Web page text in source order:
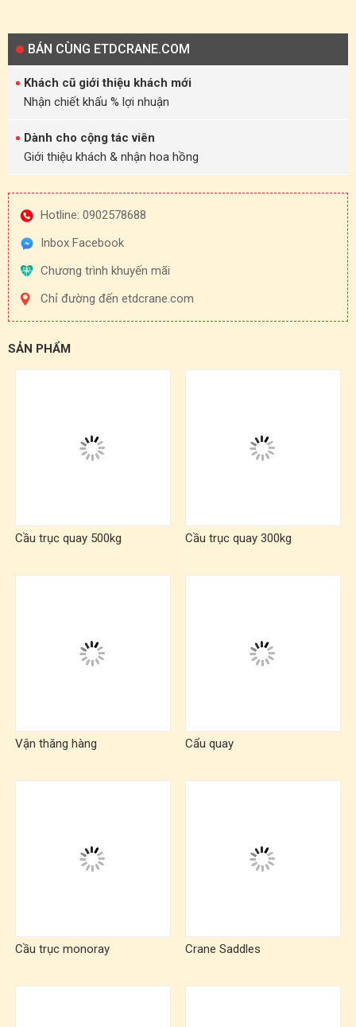
BÁN CÙNG ETDCRANE.COM
Khách cũ giới thiệu khách mới
Nhận chiết khấu % lợi nhuận
Dành cho cộng tác viên
Giới thiệu khách & nhận hoa hồng
Hotline: 0902578688
Inbox Facebook
Chương trình khuyến mãi
Chỉ đường đến etdcrane.com
SẢN PHẨM
Cầu trục quay 500kg Cầu trục quay 300kg
Vận thăng hàng Cẩu quay
Cầu trục monoray Crane Saddles